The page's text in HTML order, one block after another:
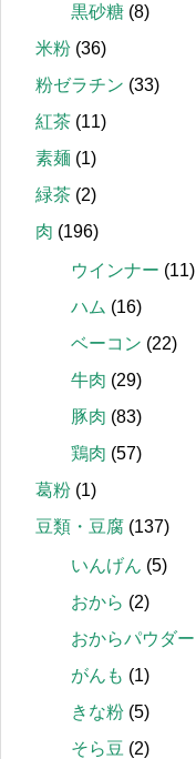
黒砂糖 (8)
米粉 (36)
粉ゼラチン (33)
紅茶 (11)
素麺 (1)
緑茶 (2)
肉 (196)
ウインナー (11)
ハム (16)
ベーコン (22)
牛肉 (29)
豚肉 (83)
鶏肉 (57)
葛粉 (1)
豆類・豆腐 (137)
いんげん (5)
おから (2)
おからパウダー
がんも (1)
きな粉 (5)
そら豆 (2)